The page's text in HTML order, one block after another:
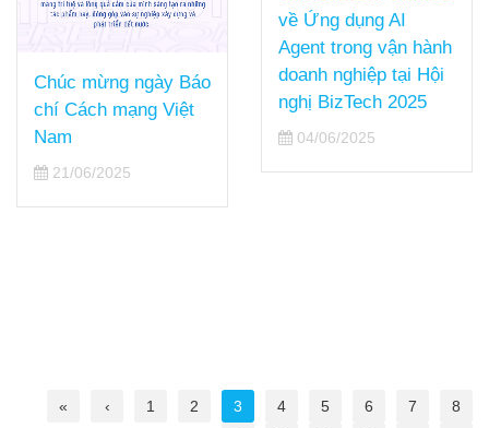
Chúc mừng ngày Báo
chí Cách mạng Việt
Nam
21/06/2025
về Ứng dụng AI
Agent trong vận hành
doanh nghiệp tại Hội
nghị BizTech 2025
04/06/2025
« ‹ 1 2 3 4 5 6 7
8